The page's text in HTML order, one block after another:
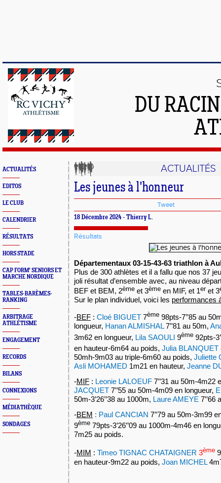
DU
ACTUALITÉS
EDITOS
LE CLUB
CALENDRIER
RÉSULTATS
HORS STADE
CAP FORM' SENIORS ET
MARCHE NORDIQUE
TABLES-BARÈMES-
RANKING
ARBITRAGE
ATHLÉTISME
ENGAGEMENT
RECORDS
BILANS
CONNEXIONS
MÉDIATHÈQUE
SONDAGES
ACTUALITÉS
Les jeunes à l'honneur
Tweet
18 Décembre 2024 - Thierry L.
Résultats
Départementaux 03-15-43-63 triathlon à
Plus de 300 athlètes et il a fallu que nos 37
joli résultat d’ensemble avec, au niveau
BEF et BEM, 2ème et 3ème en MIF, et 1eret 3
Sur le plan individuel, voici les performances
-BEF : Cloé BIGUET 7ème 98pts-7’’85 au
longueur, Hanan ALMISHAL7’’81 au 50m,
3m62 en longueur, Lila SAOULI 9ème 92pts-
en hauteur-6m64 au poids, Julia BLANQUET
50mh-9m03 au triple-6m60 au poids, Juliette
Asli MOHAMED 1m21 en hauteur, Jeanne
-MIF : Leonie LALOEUF 7’’31 au 50m-4m22
JACQUET 7’’55 au 50m-4m09 en longueur,
50m-3’26’’38 au 1000m, Laure AMEYE
-BEM : Paul CANCIAN 7’’79 au 50m-3m99
9ème 79pts-3’26’’09 au 1000m-4m46 en
7m25 au poids.
-MIM : Timeo TIGNAC CHATAIGNER 3ème
en hauteur-9m22 au poids, Joan MICHEL